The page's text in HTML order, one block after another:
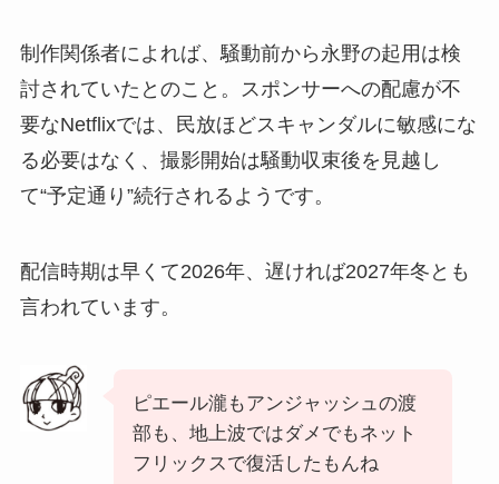
制作関係者によれば、騒動前から永野の起用は検
討されていたとのこと。スポンサーへの配慮が不
要なNetflixでは、民放ほどスキャンダルに敏感にな
る必要はなく、撮影開始は騒動収束後を見越し
て“予定通り”続行されるようです。
配信時期は早くて2026年、遅ければ2027年冬とも
言われています。
ピエール瀧もアンジャッシュの渡
部も、地上波ではダメでもネット
フリックスで復活したもんね